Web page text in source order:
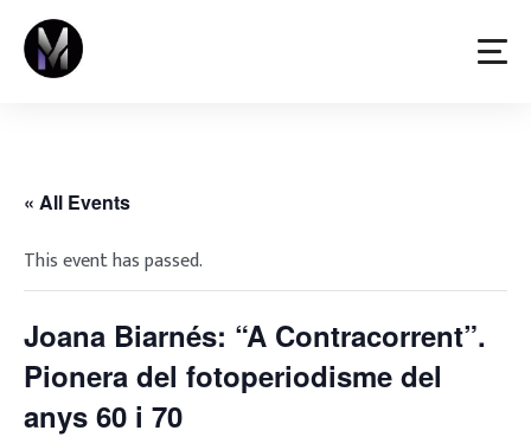
content
« All Events
This event has passed.
Joana Biarnés: “A Contracorrent”.
Pionera del fotoperiodisme del
anys 60 i 70